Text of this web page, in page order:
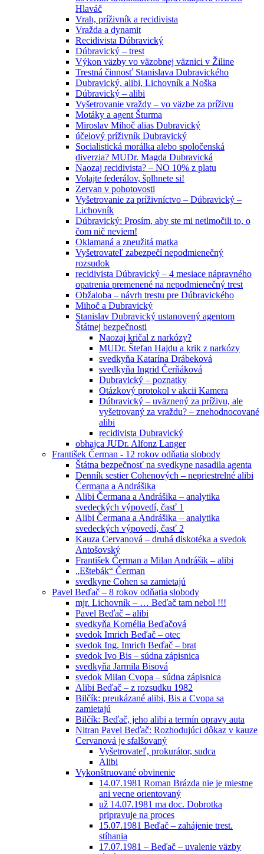
Hlaváč
Vrah, príživník a recidivista
Vražda a dynamit
Recidivista Dúbravický
Dúbravický – trest
Výkon väzby vo väzobnej väznici v Žiline
Trestná činnosť Stanislava Dubravického
Dubravický, alibi, Lichovník a Noška
Dúbravický – alibi
Vyšetrovanie vraždy – vo väzbe za príživu
Motáky a agent Šturma
Miroslav Mihoč alias Dubravický
účelový príživník Dubravický
Socialistická morálka alebo spoločenská
diverzia? MUDr. Magda Dubravická
Naozaj recidivista? – NO 10% z platu
Volajte federálov, šplhnete si!
Zervan v pohotovosti
Vyšetrovanie za príživníctvo – Dúbravický –
Lichovník
Dúbravický: Prosím, aby ste mi netlmočili to, o
čom nič neviem!
Oklamaná a zneužitá matka
Vyšetrovateľ zabezpečí nepodmienečný
rozsudok
recidivista Dúbravický – 4 mesiace nápravného
opatrenia premenené na nepodmienečný trest
Obžaloba – návrh trestu pre Dúbravického
Mihoč a Dubravický
Stanislav Dubravický ustanovený agentom
Štátnej bezpečnosti
Naozaj kričal z narkózy?
MUDr. Štefan Hajdu a krik z narkózy
svedkyňa Katarína Drábeková
svedkyňa Ingrid Čerňáková
Dubravický – poznatky
Otázkový protokol v akcii Kamera
Dúbravický – uväznený za príživu, ale
vyšetrovaný za vraždu? – znehodnocované
alibi
recidivista Dubravický
obhajca JUDr. Alfonz Langer
František Čerman - 12 rokov odňatia slobody
Štátna bezpečnosť na svedkyne nasadila agenta
Denník sestier Cohenových – nepriestrelné alibi
Čermana a Andrášika
Alibi Čermana a Andrášika – analytika
svedeckých výpovedí, časť 1
Alibi Čermana a Andrášika – analytika
svedeckých výpovedí, časť 2
Kauza Cervanová – druhá diskotéka a svedok
Antošovský
František Čerman a Milan Andrášik – alibi
„Eštebák“ Čerman
svedkyne Cohen sa zamietajú
Pavel Beďač – 8 rokov odňatia slobody
mjr. Lichovník – … Beďač tam nebol !!!
Pavel Beďač – alibi
svedkyňa Kornélia Beďačová
svedok Imrich Beďač – otec
svedok Ing. Imrich Beďač – brat
svedok Ivo Bis – súdna zápisnica
svedkyňa Jarmila Bisová
svedok Milan Cvopa – súdna zápisnica
Alibi Beďač – z rozsudku 1982
Bilčík: preukázané alibi, Bis a Cvopa sa
zamietajú
Bilčík: Beďač, jeho alibi a termín opravy auta
Nitran Pavel Beďač: Rozhodujúci dôkaz v kauze
Cervanová je sfalšovaný
Vyšetrovateľ, prokurátor, sudca
Alibi
Vykonštruované obvinenie
14.07.1981 Roman Brázda nie je miestne
ani vecne orientovaný
už 14.07.1981 ma doc. Dobrotka
pripravuje na proces
15.07.1981 Beďač – zahájenie trest.
stíhania
17.07.1981 – Beďač – uvalenie väzby